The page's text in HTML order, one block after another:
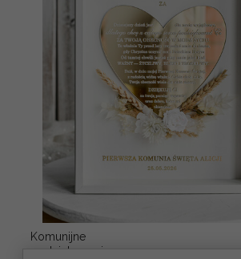
Komunijne
podziękowanie